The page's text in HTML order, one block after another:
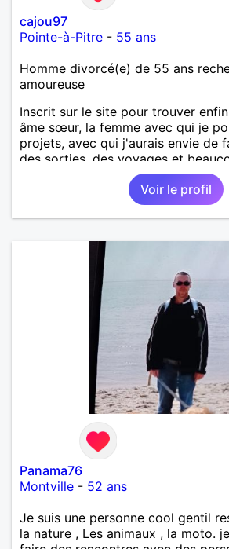
cajou97
Pointe-à-Pitre - 55 ans
Homme divorcé(e) de 55 ans
amoureuse
Inscrit sur le site pour trouver
âme sœur, la femme avec qui je
projets, avec qui j'aurais envie de
des sorties, des voyages et
Voir le profil
Panama76
Montville - 52 ans
Je suis une personne cool gentil
la nature , Les animaux , la moto.